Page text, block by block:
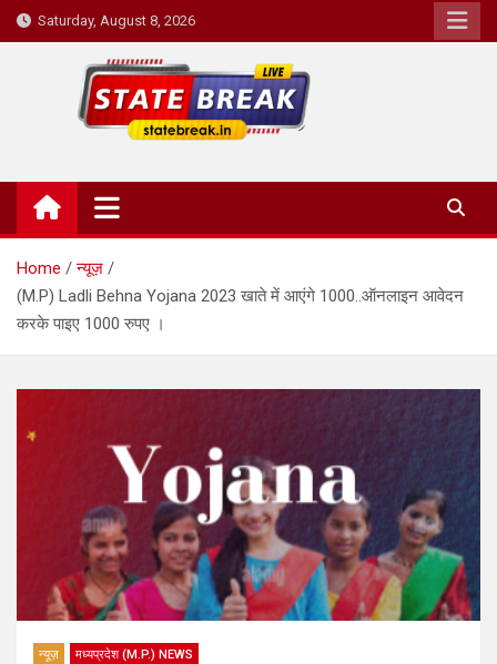
Skip
to
Saturday, August 8, 2026
State Break
Home
न्यूज़
(M.P) Ladli Behna Yojana 2023 खाते में आएंगे 1000..ऑनलाइन आवेदन
करके पाइए 1000 रुपए ।
न्यूज़ मध्यप्रदेश (M.P.) NEWS